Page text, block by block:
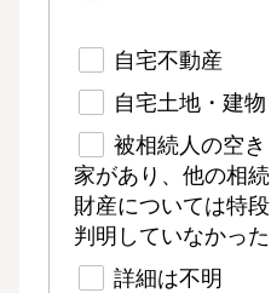
自宅不動産
自宅土地・建物
被相続人の空き
家があり、他の相続
財産については特段
判明していなかった
詳細は不明